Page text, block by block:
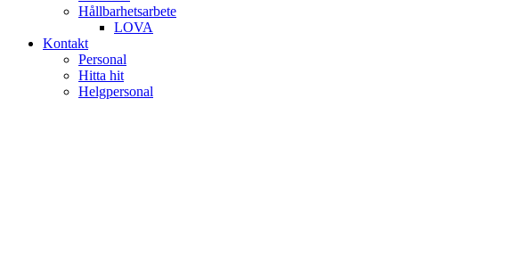
Hållbarhetsarbete
LOVA
Kontakt
Personal
Hitta hit
Helgpersonal